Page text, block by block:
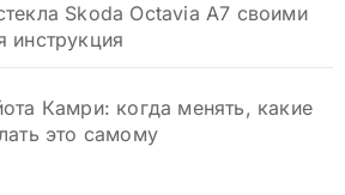
Skoda Octavia A7 своими
инструкция
Камри: когда менять, какие
это самому